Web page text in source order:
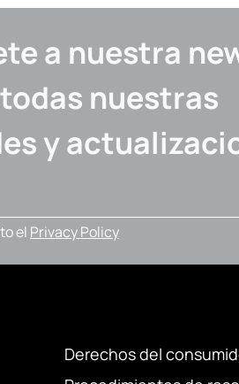
a nuestra
nuestras
y
el Privacy Policy
Derechos del